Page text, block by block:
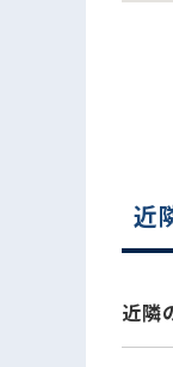
近
近隣